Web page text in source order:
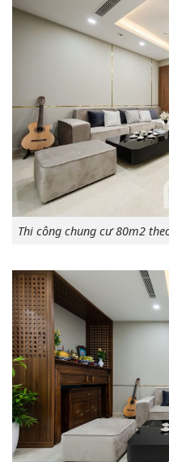
Thi công chung cư 80m2